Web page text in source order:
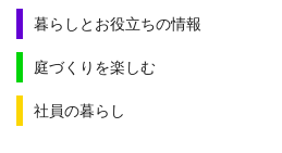
暮らしとお役立ちの情報
庭づくりを楽しむ
社員の暮らし